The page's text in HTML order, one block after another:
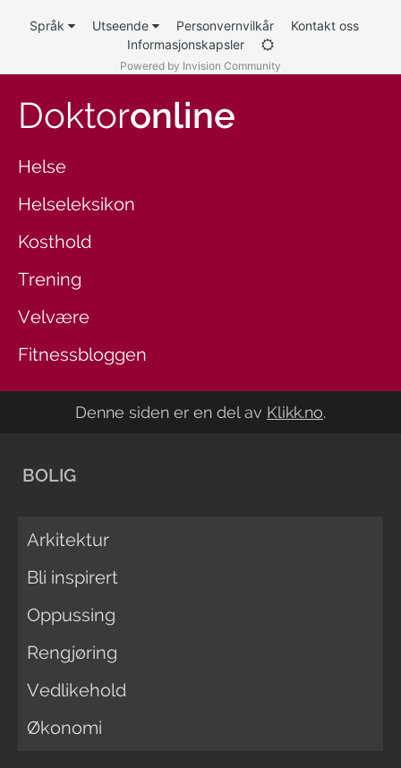
Språk Utseende Personvernvilkår
Kontakt oss
Informasjonskapsler
Powered by Invision Community
Doktoronline
Helse
Helseleksikon
Kosthold
Trening
Velvære
Fitnessbloggen
Denne siden er en del av Klikk.no.
BOLIG
Arkitektur
Bli inspirert
Oppussing
Rengjøring
Vedlikehold
Økonomi